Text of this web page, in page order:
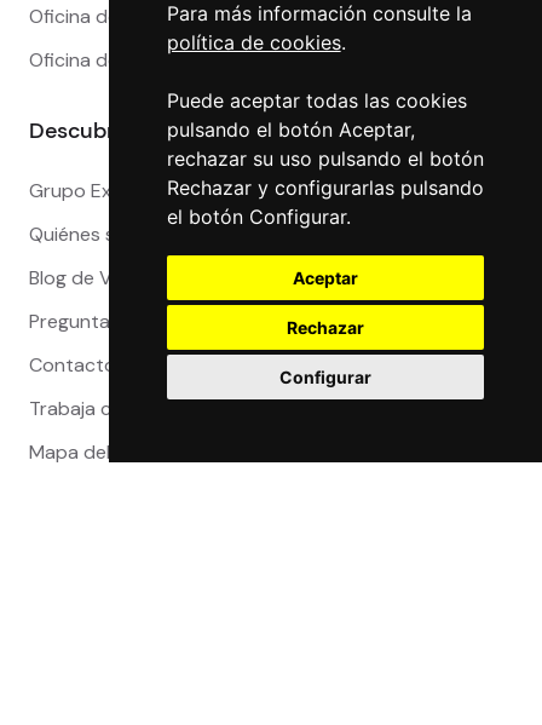
Para más información consulte la
política de cookies.
Puede aceptar todas las cookies
pulsando el botón Aceptar,
rechazar su uso pulsando el botón
Rechazar y configurarlas pulsando
el botón Configurar.
Aceptar
Rechazar
Configurar
Oficina de Cambio en Sevilla
Oficina de Cambio en Valencia
Descubre más
Grupo Exact
Quiénes somos
Blog de Viajeros
Preguntas Frecuentes
Contacto
Trabaja con nosotros
Mapa del sitio